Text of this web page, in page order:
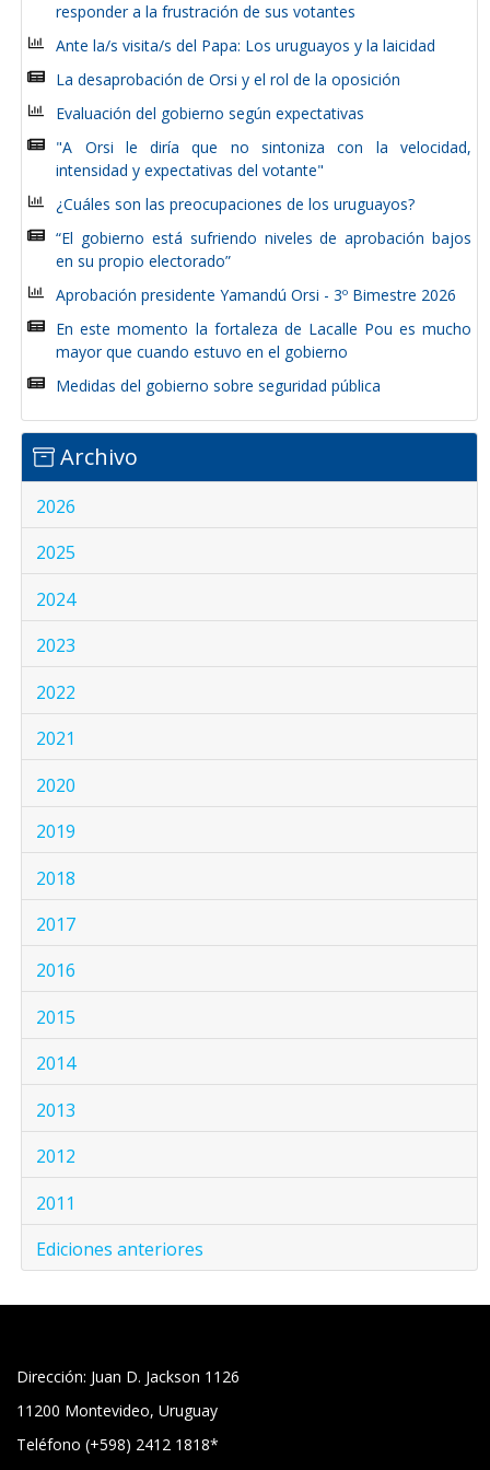
responder a la frustración de sus votantes
Ante la/s visita/s del Papa: Los uruguayos y la laicidad
La desaprobación de Orsi y el rol de la oposición
Evaluación del gobierno según expectativas
"A Orsi le diría que no sintoniza con la velocidad,
intensidad y expectativas del votante"
¿Cuáles son las preocupaciones de los uruguayos?
“El gobierno está sufriendo niveles de aprobación bajos
en su propio electorado”
Aprobación presidente Yamandú Orsi - 3º Bimestre 2026
En este momento la fortaleza de Lacalle Pou es mucho
mayor que cuando estuvo en el gobierno
Medidas del gobierno sobre seguridad pública
Archivo
2026
2025
2024
2023
2022
2021
2020
2019
2018
2017
2016
2015
2014
2013
2012
2011
Ediciones anteriores
Dirección: Juan D. Jackson 1126
11200 Montevideo, Uruguay
Teléfono (+598) 2412 1818*